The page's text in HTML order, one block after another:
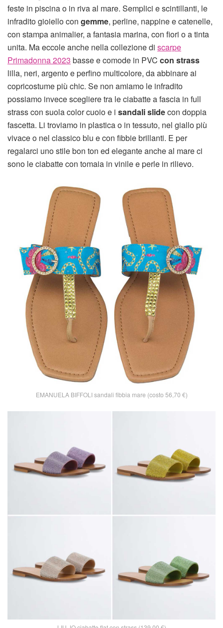
feste in piscina o in riva al mare. Semplici e scintillanti, le
infradito gioiello con gemme, perline, nappine e catenelle,
con stampa animalier, a fantasia marina, con fiori o a tinta
unita. Ma eccole anche nella collezione di scarpe
Primadonna 2023 basse e comode in PVC con strass
lilla, neri, argento e perfino multicolore, da abbinare ai
copricostume più chic. Se non amiamo le infradito
possiamo invece scegliere tra le ciabatte a fascia in full
strass con suola color cuoio e i sandali slidecon doppia
fascetta. Li troviamo in plastica o in tessuto, nel giallo più
vivace o nel classico blu e con fibbie brillanti. E per
regalarci uno stile bon ton ed elegante anche al mare ci
sono le ciabatte con tomaia in vinile e perle in rilievo.
EMANUELA BIFFOLI sandali fibbia mare (costo 56,70 €)